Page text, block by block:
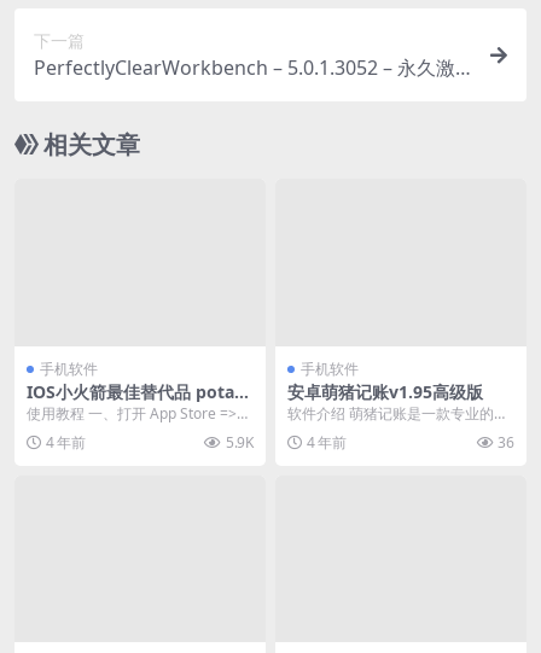
下一篇
PerfectlyClearWorkbench – 5.0.1.3052 – 永久激
盘]
相关文章
手机软件
IOS小火箭最佳替代品 potats
o lite
使用教程 一、打开 App Store =>
登陆帐号 => 已购项...
4 年前 5.9K
手机软件
安卓萌猪记账v1.95高级版
软件介绍 萌猪记账是一款专业的生
活记账软件，适用于旅行记账，生
意记账，旅游记账，...
4 年前 36